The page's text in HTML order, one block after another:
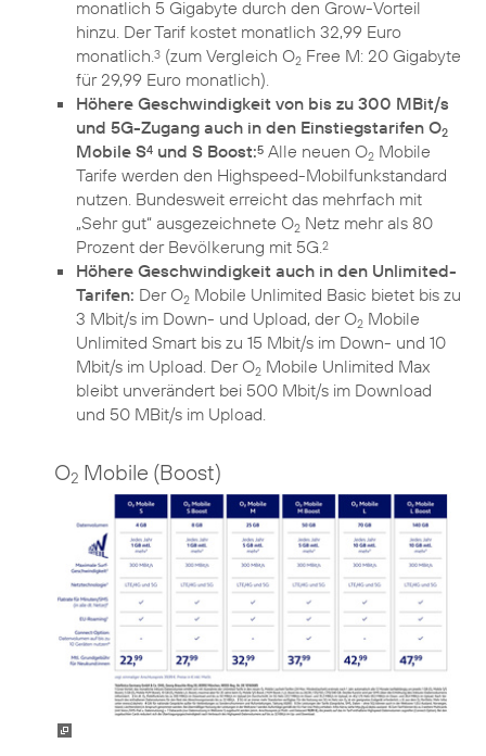
monatlich 5 Gigabyte durch den Grow-Vorteil
hinzu. Der Tarif kostet monatlich 32,99 Euro
monatlich.3 (zum Vergleich O2 Free M: 20 Gigabyte
für 29,99 Euro monatlich).
Höhere Geschwindigkeit von bis zu 300 MBit/s
und 5G-Zugang auch in den Einstiegstarifen O2
Mobile S4 und S Boost:5 Alle neuen O2 Mobile
Tarife werden den Highspeed-Mobilfunkstandard
nutzen. Bundesweit erreicht das mehrfach mit
„Sehr gut“ ausgezeichnete O2 Netz mehr als 80
Prozent der Bevölkerung mit 5G.2
Höhere Geschwindigkeit auch in den Unlimited-
Tarifen: Der O2 Mobile Unlimited Basic bietet bis zu
3 Mbit/s im Down- und Upload, der O2 Mobile
Unlimited Smart bis zu 15 Mbit/s im Down- und 10
Mbit/s im Upload. Der O2 Mobile Unlimited Max
bleibt unverändert bei 500 Mbit/s im Download
und 50 MBit/s im Upload.
O2 Mobile (Boost)